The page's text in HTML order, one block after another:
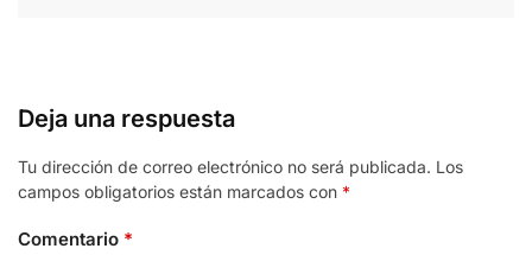
Deja una respuesta
Tu dirección de correo electrónico no será publicada. Los
campos obligatorios están marcados con *
Comentario *